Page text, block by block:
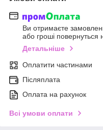
Ви отримаєте
або гроші повернуться
Детальніше
Оплатити частинами
Післяплата
Оплата на рахунок
Всі умови оплати